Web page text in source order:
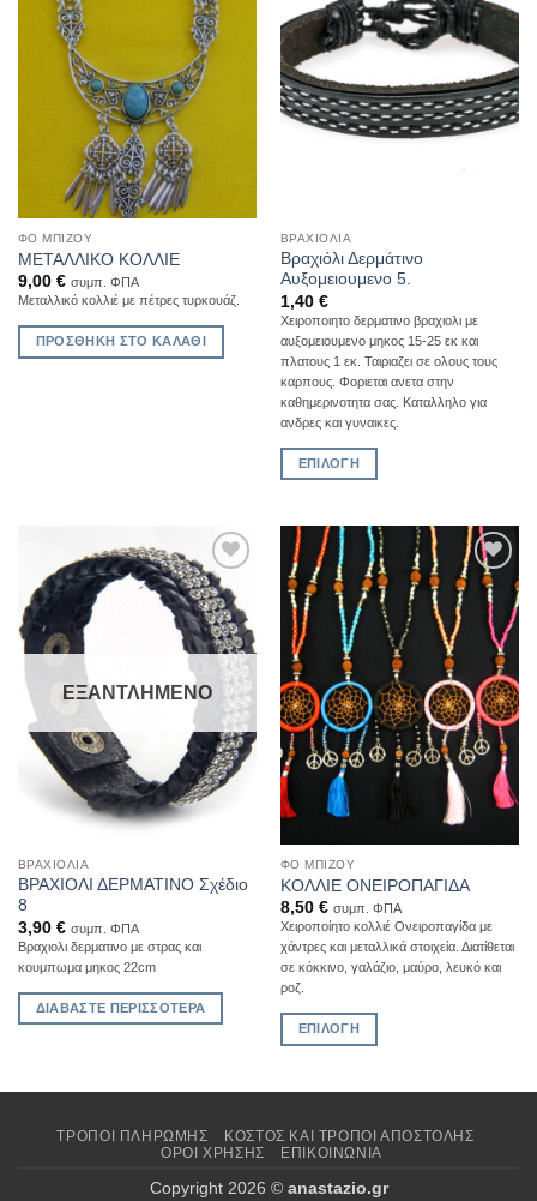
ΦΟ ΜΠΙΖΟΎ
ΜΕΤΑΛΛΙΚΟ ΚΟΛΛΙΕ
9,00 € συμπ. ΦΠΑ
Μεταλλικό κολλιέ με πέτρες τυρκουάζ.
ΠΡΟΣΘΉΚΗ ΣΤΟ ΚΑΛΆΘΙ
ΒΡΑΧΙΌΛΙΑ
Βραχιόλι Δερμάτινο
Αυξομειουμενο 5.
1,40 €
Χειροποιητο δερματινο βραχιολι με
αυξομειουμενο μηκος 15-25 εκ και
πλατους 1 εκ. Ταιριαζει σε ολους τους
καρπους. Φοριεται ανετα στην
καθημερινοτητα σας. Καταλληλο για
ανδρες και γυναικες.
ΕΠΙΛΟΓΉ
προϊόν
έχει
πολλαπλές
παραλλαγές.
Οι
επιλογές
μπορούν
να
επιλεγούν
στη
σελίδα
του
προϊόντος
Add to
Wishlist
ΕΞΑΝΤΛΗΜΈΝΟ
ΒΡΑΧΙΌΛΙΑ
ΒΡΑΧΙΟΛΙ ΔΕΡΜΑΤΙΝΟ Σχέδιο
8
3,90 € συμπ. ΦΠΑ
Βραχιολι δερματινο με στρας και
κουμπωμα μηκος 22cm
ΔΙΑΒΆΣΤΕ ΠΕΡΙΣΣΌΤΕΡΑ
Add to
Wishlist
ΦΟ ΜΠΙΖΟΎ
ΚΟΛΛΙΕ ΟΝΕΙΡΟΠΑΓΙΔΑ
8,50 € συμπ. ΦΠΑ
Χειροποίητο κολλιέ Ονειροπαγίδα με
χάντρες και μεταλλικά στοιχεία. Διατίθεται
σε κόκκινο, γαλάζιο, μαύρο, λευκό και
ροζ.
ΕΠΙΛΟΓΉ
έχει
πολλαπλές
παραλλαγές.
ΤΡΌΠΟΙ ΠΛΗΡΩΜΉΣ
ΚΌΣΤΟΣ ΚΑΙ ΤΡΌΠΟΙ ΑΠΟΣΤΟΛΉΣ
ΌΡΟΙ ΧΡΉΣΗΣ
ΕΠΙΚΟΙΝΩΝΊΑ
Copyright 2026 © anastazio.gr